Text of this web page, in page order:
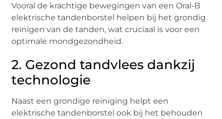
Vooral de krachtige bewegingen van een Oral-B
elektrische tandenborstel helpen bij het grondig
reinigen van de tanden, wat cruciaal is voor een
optimale mondgezondheid.
2. Gezond tandvlees dankzij
technologie
Naast een grondige reiniging helpt een
elektrische tandenborstel ook bij het behouden